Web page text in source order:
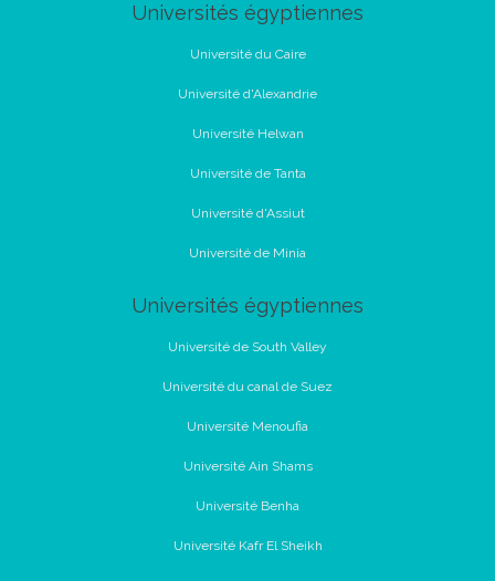
Universités égyptiennes
Université du Caire
Université d'Alexandrie
Université Helwan
Université de Tanta
Université d'Assiut
Université de Minia
Universités égyptiennes
Université de South Valley
Université du canal de Suez
Université Menoufia
Université Ain Shams
Université Benha
Université Kafr El Sheikh